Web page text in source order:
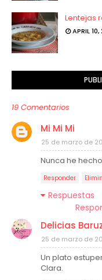
Lentejas
APRIL 10,
19 Comentarios
Mi Mi Mi
25 de marzo de
Nunca he
Responder
Respuestas
Delicias
25 de marzo de
Un plato
Clara.